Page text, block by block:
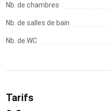
Nb. de chambres
Nb. de salles de bain
Nb. de WC
Tarifs